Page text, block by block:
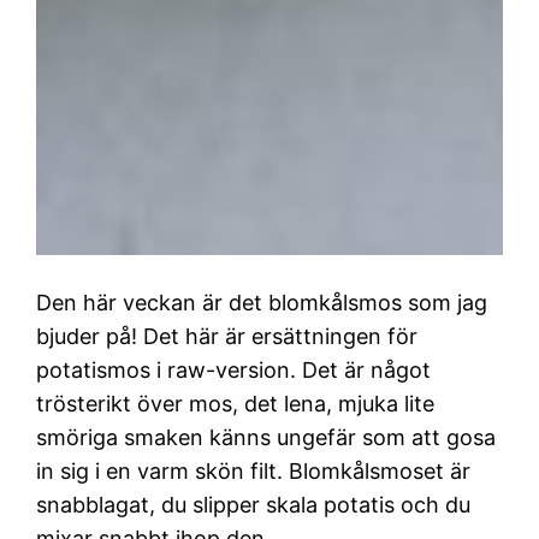
Den här veckan är det blomkålsmos som jag
bjuder på! Det här är ersättningen för
potatismos i raw-version. Det är något
trösterikt över mos, det lena, mjuka lite
smöriga smaken känns ungefär som att gosa
in sig i en varm skön filt. Blomkålsmoset är
snabblagat, du slipper skala potatis och du